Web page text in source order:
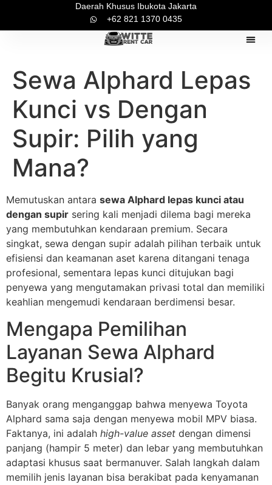
Daerah Khusus Ibukota Jakarta
+62 821 1370 0435
Sewa Alphard Lepas
Kunci vs Dengan
Supir: Pilih yang
Mana?
Memutuskan antara sewa Alphard lepas kunci atau
dengan supir sering kali menjadi dilema bagi mereka
yang membutuhkan kendaraan premium. Secara
singkat, sewa dengan supir adalah pilihan terbaik untuk
efisiensi dan keamanan aset karena ditangani tenaga
profesional, sementara lepas kunci ditujukan bagi
penyewa yang mengutamakan privasi total dan memiliki
keahlian mengemudi kendaraan berdimensi besar.
Mengapa Pemilihan
Layanan Sewa Alphard
Begitu Krusial?
Banyak orang menganggap bahwa menyewa Toyota
Alphard sama saja dengan menyewa mobil MPV biasa.
Faktanya, ini adalah high-value asset dengan dimensi
panjang (hampir 5 meter) dan lebar yang membutuhkan
adaptasi khusus saat bermanuver. Salah langkah dalam
memilih jenis layanan bisa berakibat pada kenyamanan